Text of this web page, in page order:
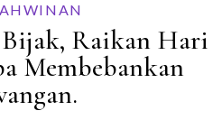
Raikan Hari
Membebankan